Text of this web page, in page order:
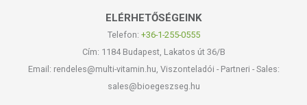
ELÉRHETŐSÉGEINK
Telefon: +36-1-255-0555
Cím: 1184 Budapest, Lakatos út 36/B
Email: rendeles@multi-vitamin.hu, Viszonteladói - Partneri - Sales:
sales@bioegeszseg.hu